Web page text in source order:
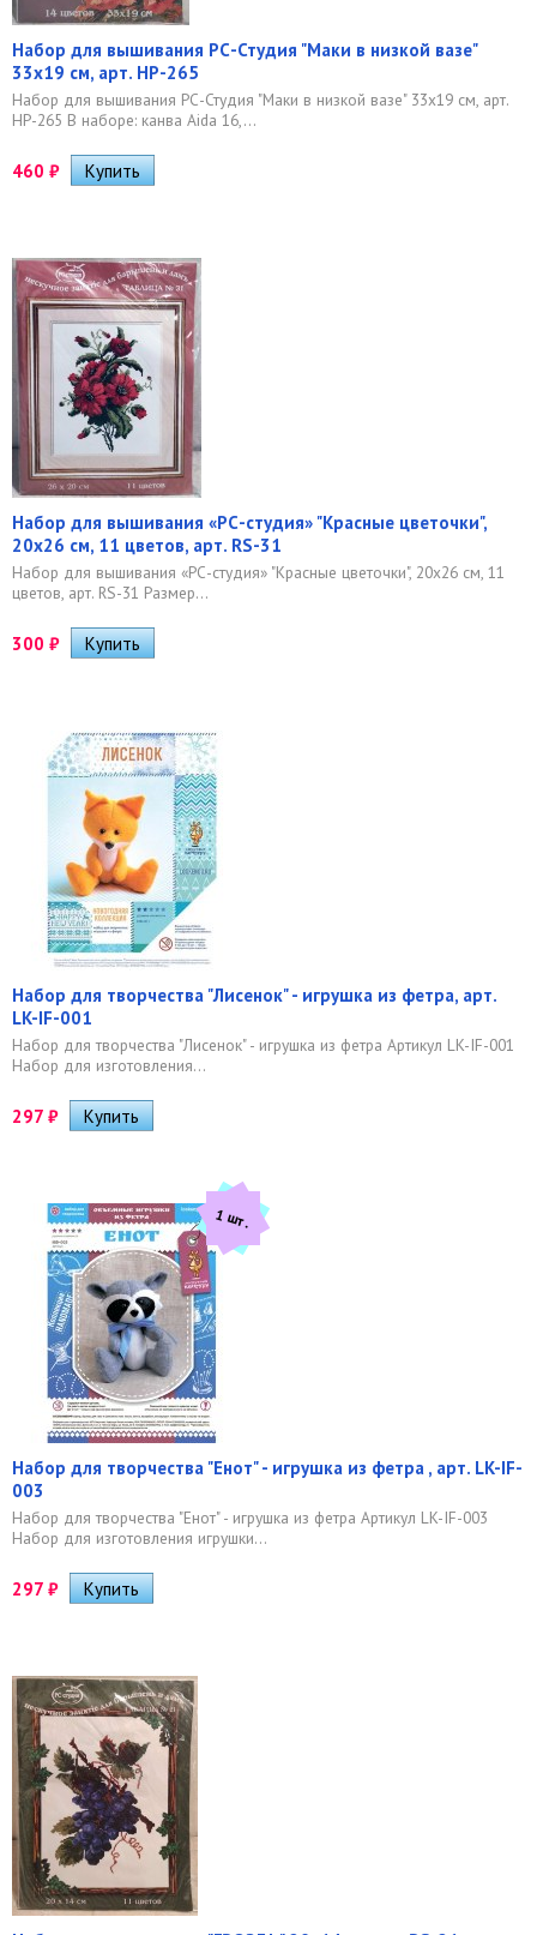
Набор для вышивания РС-Студия "Маки в низкой вазе"
33х19 см, арт. HP-265
Набор для вышивания РС-Студия "Маки в низкой вазе" 33х19 см, арт.
HP-265 В наборе: канва Aida 16,...
460 ₽
Набор для вышивания «РС-студия» "Красные цветочки",
20х26 см, 11 цветов, арт. RS-31
Набор для вышивания «РС-студия» "Красные цветочки", 20х26 см, 11
цветов, арт. RS-31 Размер...
300 ₽
Набор для творчества "Лисенок" - игрушка из фетра, арт.
LK-IF-001
Набор для творчества "Лисенок" - игрушка из фетра Артикул LK-IF-001
Набор для изготовления...
297 ₽
1 шт.
Набор для творчества "Енот" - игрушка из фетра , арт. LK-IF-
003
Набор для творчества "Енот" - игрушка из фетра Артикул LK-IF-003
Набор для изготовления игрушки...
297 ₽